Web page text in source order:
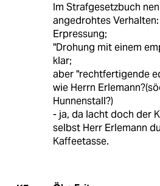
Im Strafgesetzbuch
angedrohtes
Erpressung;
"Drohung mit einem
klar;
aber "rechtfertigende
wie Herrn
Hunnenstall?)
- ja, da lacht doch der
selbst Herr Erlemann
Kaffeetasse.